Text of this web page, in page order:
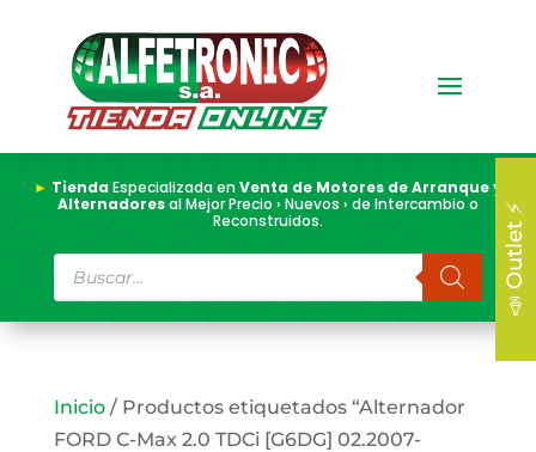
► TiendaEspecializada enVenta de Motores de Arranque y
Alternadoresal Mejor Precio › Nuevos › de Intercambio o
Reconstruidos.
Búsqueda
de
productos
Inicio/ Productos etiquetados “Alternador
FORD C-Max 2.0 TDCi [G6DG] 02.2007-
📣 Outlet ⚡